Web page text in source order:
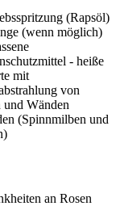
(Rapsöl)
(wenn möglich)
- heiße
mit
von
und Wänden
(Spinnmilben und
an Rosen